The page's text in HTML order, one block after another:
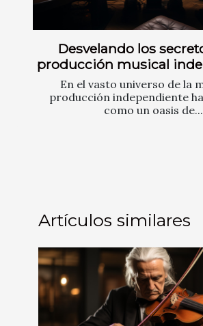
Desvelando los
producción musical
En el vasto universo de la
producción independiente
como un oasis de...
Artículos similares